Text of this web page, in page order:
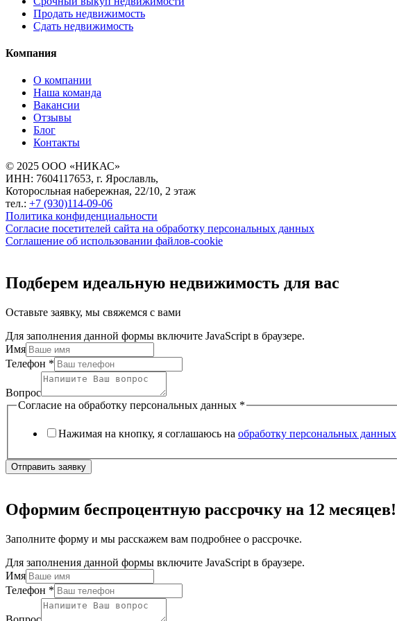
Продать недвижимость
Сдать недвижимость
Компания
О компании
Наша команда
Вакансии
Отзывы
Блог
Контакты
© 2025 ООО «НИКАС»
ИНН: 7604117653, г. Ярославль,
Которосльная набережная, 22/10, 2 этаж
тел.: +7 (930)114-09-06
Политика конфиденциальности
Согласие посетителей сайта на обработку персональных данных
Соглашение об использовании файлов-cookie
Подберем идеальную недвижимость для вас
Оставьте заявку, мы свяжемся с вами
Для заполнения данной формы включите JavaScript в браузере.
Имя
Телефон *
Вопрос
Согласие на обработку персональных данных *
Нажимая на кнопку, я соглашаюсь на обработку персональных данных
Отправить заявку
Оформим беспроцентную рассрочку на 12 месяцев!
Заполните форму и мы расскажем вам подробнее о рассрочке.
Для заполнения данной формы включите JavaScript в браузере.
Имя
Телефон *